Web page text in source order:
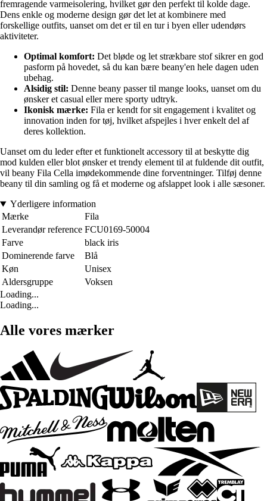
fremragende varmeisolering, hvilket gør den perfekt til kolde dage.
Dens enkle og moderne design gør det let at kombinere med
forskellige outfits, uanset om det er til en tur i byen eller udendørs
aktiviteter.
Optimal komfort: Det bløde og let strækbare stof sikrer en god
pasform på hovedet, så du kan bære beany'en hele dagen uden
ubehag.
Alsidig stil: Denne beany passer til mange looks, uanset om du
ønsker et casual eller mere sporty udtryk.
Ikonisk mærke: Fila er kendt for sit engagement i kvalitet og
innovation inden for tøj, hvilket afspejles i hver enkelt del af
deres kollektion.
Uanset om du leder efter et funktionelt accessory til at beskytte dig
mod kulden eller blot ønsker et trendy element til at fuldende dit outfit,
vil beany Fila Cella imødekommende dine forventninger. Tilføj denne
beany til din samling og få et moderne og afslappet look i alle sæsoner.
Yderligere information
Mærke
Fila
Leverandør reference FCU0169-50004
Farve
black iris
Dominerende farve
Blå
Køn
Unisex
Aldersgruppe
Voksen
Loading...
Loading...
Alle vores mærker